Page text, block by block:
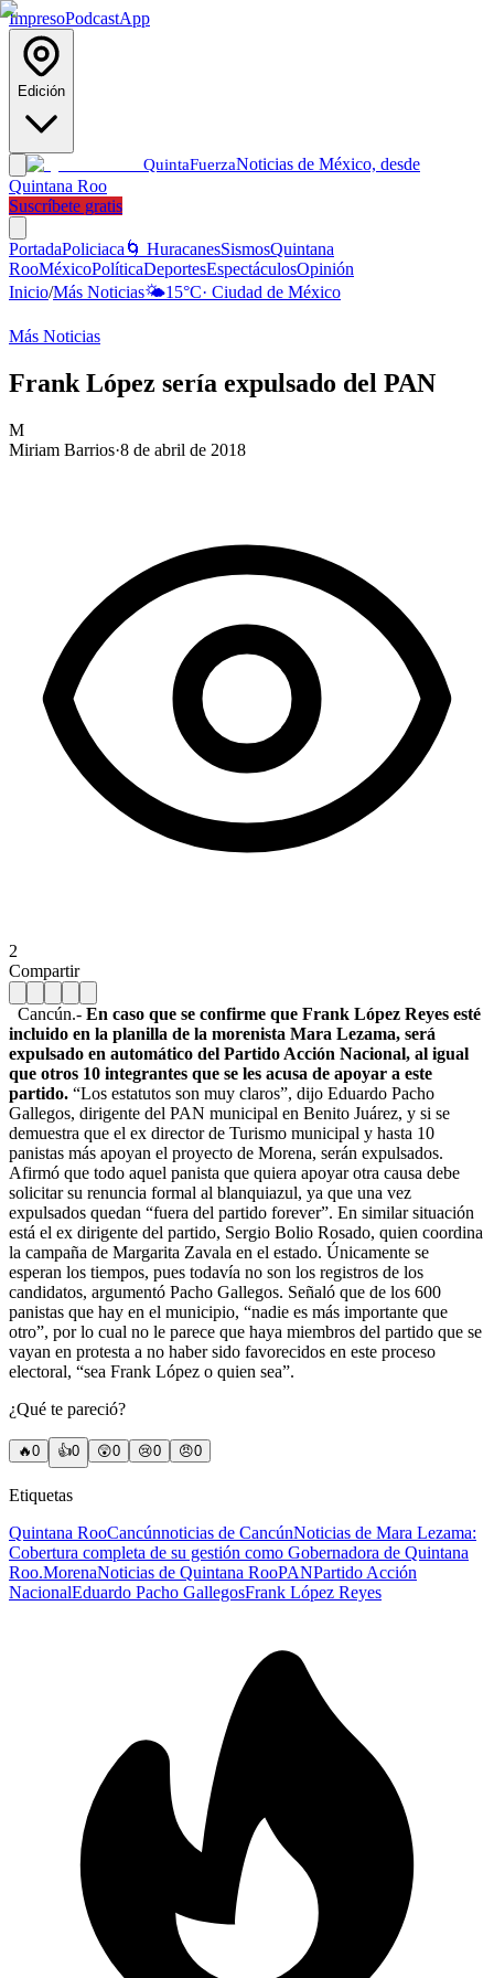
ImpresoPodcastApp
Edición
QuintaFuerzaNoticias de México, desde
Quintana Roo
Suscríbete gratis
PortadaPoliciaca 🌀 HuracanesSismosQuintana
RooMéxicoPolíticaDeportesEspectáculosOpinión
Inicio/Más Noticias🌤️15°C· Ciudad de México
Más Noticias
Frank López sería expulsado del PAN
M
Miriam Barrios·8 de abril de 2018
2
Compartir
Cancún.- En caso que se confirme que Frank López Reyes esté
incluido en la planilla de la morenista Mara Lezama, será
expulsado en automático del Partido Acción Nacional, al igual
que otros 10 integrantes que se les acusa de apoyar a este
partido. “Los estatutos son muy claros”, dijo Eduardo Pacho
Gallegos, dirigente del PAN municipal en Benito Juárez, y si se
demuestra que el ex director de Turismo municipal y hasta 10
panistas más apoyan el proyecto de Morena, serán expulsados.
Afirmó que todo aquel panista que quiera apoyar otra causa debe
solicitar su renuncia formal al blanquiazul, ya que una vez
expulsados quedan “fuera del partido forever”. En similar situación
está el ex dirigente del partido, Sergio Bolio Rosado, quien coordina
la campaña de Margarita Zavala en el estado. Únicamente se
esperan los tiempos, pues todavía no son los registros de los
candidatos, argumentó Pacho Gallegos. Señaló que de los 600
panistas que hay en el municipio, “nadie es más importante que
otro”, por lo cual no le parece que haya miembros del partido que se
vayan en protesta a no haber sido favorecidos en este proceso
electoral, “sea Frank López o quien sea”.
¿Qué te pareció?
🔥0 👍0 😲0 😢0 😠0
Etiquetas
Quintana RooCancúnnoticias de CancúnNoticias de Mara Lezama:
Cobertura completa de su gestión como Gobernadora de Quintana
Roo.MorenaNoticias de Quintana RooPANPartido Acción
NacionalEduardo Pacho GallegosFrank López Reyes